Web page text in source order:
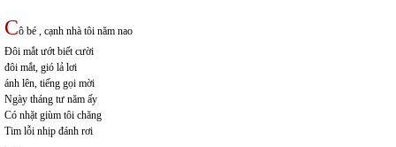
Cô bé , cạnh nhà tôi năm nao
Đôi mắt ướt biết cười
đôi mắt, gió lả lơi
ánh lên, tiếng gọi mời
Ngày tháng tư năm ấy
Có nhặt giùm tôi chăng
Tim lỗi nhịp đánh rơi